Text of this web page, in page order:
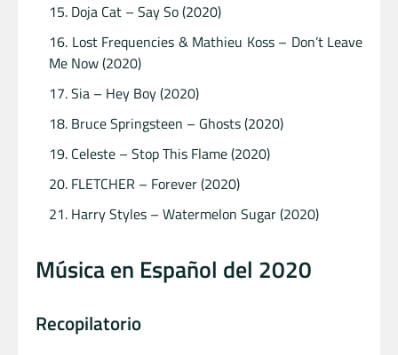
Doja Cat – Say So (2020)
Lost Frequencies & Mathieu Koss – Don’t Leave
Me Now (2020)
Sia – Hey Boy (2020)
Bruce Springsteen – Ghosts (2020)
Celeste – Stop This Flame (2020)
FLETCHER – Forever (2020)
Harry Styles – Watermelon Sugar (2020)
Música en Español del 2020
Recopilatorio